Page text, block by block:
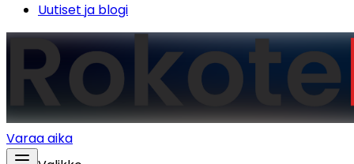
Uutiset ja blogi
Varaa aika